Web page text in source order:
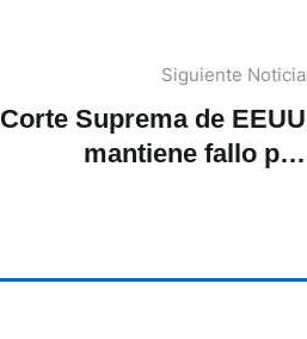
Siguiente Noticia
Corte Suprema de EEUU
mantiene fallo por